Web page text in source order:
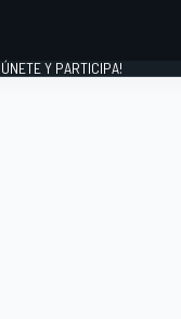
Y PARTICIPA!